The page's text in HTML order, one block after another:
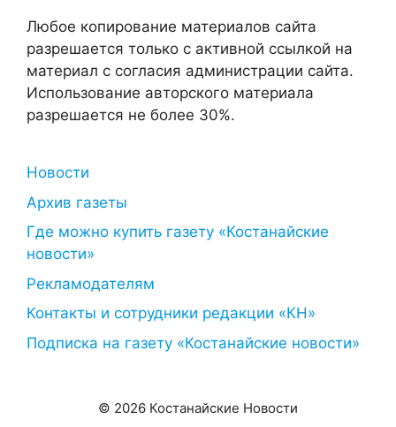
Любое копирование материалов сайта
разрешается только с активной ссылкой на
материал с согласия администрации сайта.
Использование авторского материала
разрешается не более 30%.
Новости
Архив газеты
Где можно купить газету «Костанайские
новости»
Рекламодателям
Контакты и сотрудники редакции «КН»
Подписка на газету «Костанайские новости»
© 2026 Костанайские Новости